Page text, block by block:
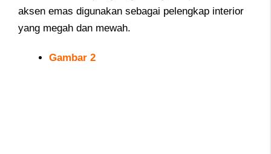
aksen emas digunakan sebagai pelengkap interior
yang megah dan mewah.
Gambar 2